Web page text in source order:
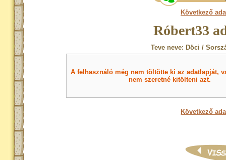
Következő
Róbert33
Teve neve: Döci /
A felhasználó még nem töltötte ki az adatlapját,
nem szeretné kitölteni azt.
Következő